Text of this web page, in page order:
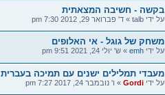
בקשה - חשיבה המצאתית
על ידי talb
» ד' פברואר 29, 2012 7:30 pm
משחק של גוגל - אי האלופים
על ידי emh
» ש' יולי 24, 2021 9:51 pm
מעבדי תמלילים ישנים עם תמיכה בעברית
על ידי Gordi
» ו' נובמבר 24, 2017 7:27 pm